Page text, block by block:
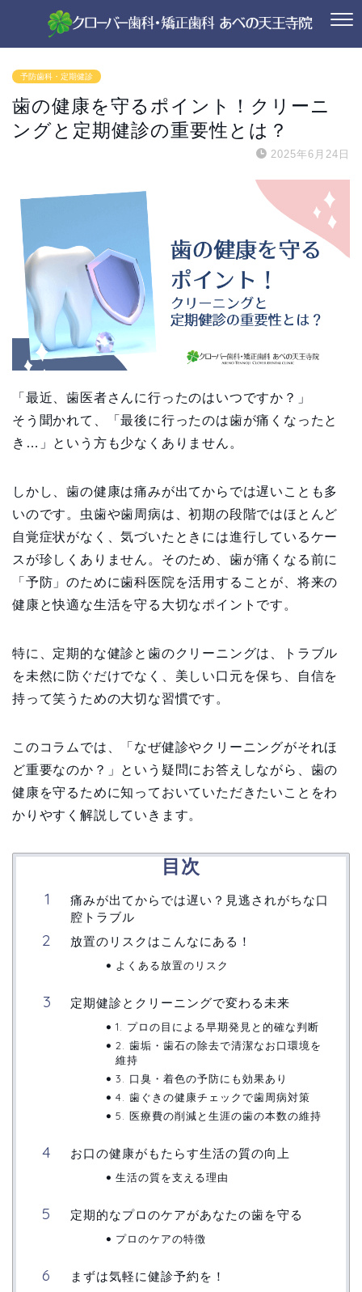
予防歯科・定期健診
歯の健康を守るポイント！クリーニ
ングと定期健診の重要性とは？
2025年6月24日
「最近、歯医者さんに行ったのはいつですか？」
そう聞かれて、「最後に行ったのは歯が痛くなったと
き…」という方も少なくありません。
しかし、歯の健康は痛みが出てからでは遅いことも多
いのです。虫歯や歯周病は、初期の段階ではほとんど
自覚症状がなく、気づいたときには進行しているケー
スが珍しくありません。そのため、歯が痛くなる前に
「予防」のために歯科医院を活用することが、将来の
健康と快適な生活を守る大切なポイントです。
特に、定期的な健診と歯のクリーニングは、トラブル
を未然に防ぐだけでなく、美しい口元を保ち、自信を
持って笑うための大切な習慣です。
このコラムでは、「なぜ健診やクリーニングがそれほ
ど重要なのか？」という疑問にお答えしながら、歯の
健康を守るために知っておいていただきたいことをわ
かりやすく解説していきます。
目次
痛みが出てからでは遅い？見逃されがちな口
腔トラブル
放置のリスクはこんなにある！
よくある放置のリスク
定期健診とクリーニングで変わる未来
1. プロの目による早期発見と的確な判断
2. 歯垢・歯石の除去で清潔なお口環境を
維持
3. 口臭・着色の予防にも効果あり
4. 歯ぐきの健康チェックで歯周病対策
5. 医療費の削減と生涯の歯の本数の維持
お口の健康がもたらす生活の質の向上
生活の質を支える理由
定期的なプロのケアがあなたの歯を守る
プロのケアの特徴
まずは気軽に健診予約を！